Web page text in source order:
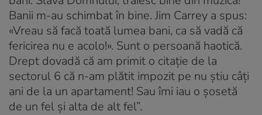
Banii m-au schimbat în bine. Jim Carrey a spus:
«Vreau să facă toată lumea bani, ca să vadă că
fericirea nu e acolo!». Sunt o persoană haotică.
Drept dovadă că am primit o citație de la
sectorul 6 că n-am plătit impozit pe nu știu câți
ani de la un apartament! Sau îmi iau o șosetă
de un fel și alta de alt fel”.